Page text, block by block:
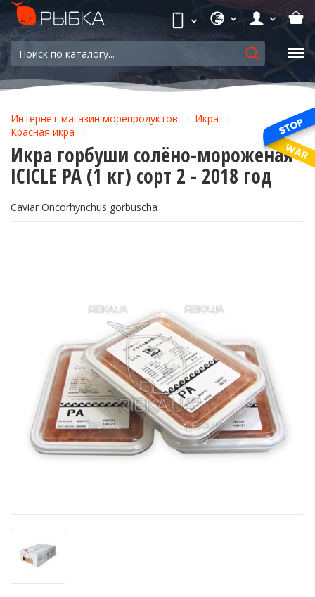
Интернет-магазин морепродуктов
Икра
Красная икра
Икра горбуши солёно-мороженая
ICICLE PA (1 кг) сорт 2 - 2018 год
Caviar Oncorhynchus gorbuscha